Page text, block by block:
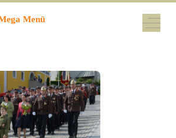
Menü Off-